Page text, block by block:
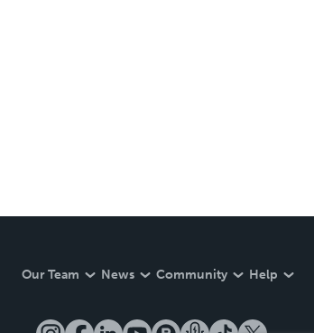
Our Team News Community Help